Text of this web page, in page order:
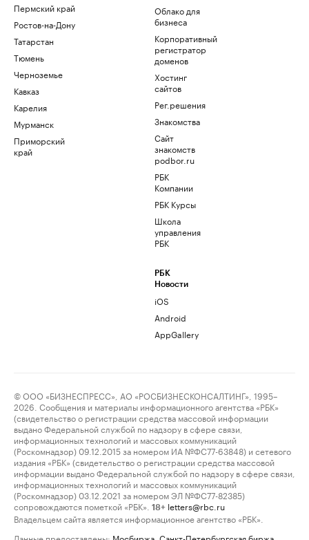
Пермский край
Ростов-на-Дону
Татарстан
Тюмень
Черноземье
Кавказ
Карелия
Мурманск
Приморский
край
Облако для
бизнеса
Корпоративный
регистратор
доменов
Хостинг
сайтов
Рег.решения
Знакомства
Сайт
знакомств
podbor.ru
РБК
Компании
РБК Курсы
Школа
управления
РБК
РБК
Новости
iOS
Android
AppGallery
© ООО «БИЗНЕСПРЕСС», АО «РОСБИЗНЕСКОНСАЛТИНГ», 1995–
2026. Сообщения и материалы информационного агентства «РБК»
(свидетельство о регистрации средства массовой информации
выдано Федеральной службой по надзору в сфере связи,
информационных технологий и массовых коммуникаций
(Роскомнадзор) 09.12.2015 за номером ИА №ФС77-63848) и сетевого
издания «РБК» (свидетельство о регистрации средства массовой
информации выдано Федеральной службой по надзору в сфере связи,
информационных технологий и массовых коммуникаций
(Роскомнадзор) 03.12.2021 за номером ЭЛ №ФС77-82385)
сопровождаются пометкой «РБК».
18+ letters@rbc.ru
Владельцем сайта является информационное агентство «РБК».